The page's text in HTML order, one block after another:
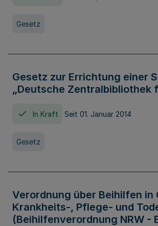
Gesetz
Gesetz zur Errichtung einer
„Deutsche Zentralbibliothek
In Kraft Seit 01. Januar 2014
Gesetz
Verordnung über Beihilfen in
Krankheits-, Pflege- und
(Beihilfenverordnung NRW -